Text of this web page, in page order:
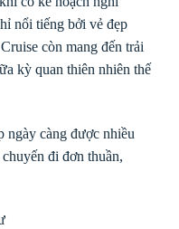
nổi tiếng bởi vẻ đẹp
còn mang đến trải
kỳ quan thiên nhiên thế
ngày càng được nhiều
đi đơn thuần,